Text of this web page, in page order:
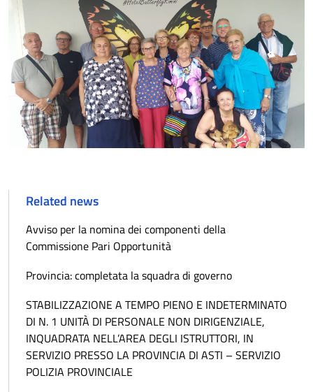
Related news
Avviso per la nomina dei componenti della
Commissione Pari Opportunità
Provincia: completata la squadra di governo
STABILIZZAZIONE A TEMPO PIENO E INDETERMINATO
DI N. 1 UNITÀ DI PERSONALE NON DIRIGENZIALE,
INQUADRATA NELL’AREA DEGLI ISTRUTTORI, IN
SERVIZIO PRESSO LA PROVINCIA DI ASTI – SERVIZIO
POLIZIA PROVINCIALE